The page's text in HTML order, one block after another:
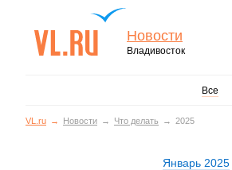
Новости
Владивосток
Все
VL.ru Новости Что делать 2025
Январь 2025